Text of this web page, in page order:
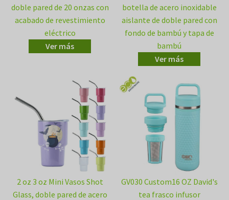
doble pared de 20 onzas con
acabado de revestimiento
eléctrico
Ver más
botella de acero inoxidable
aislante de doble pared con
fondo de bambú y tapa de
bambú
Ver más
2 oz 3 oz Mini Vasos Shot
Glass, doble pared de acero
GV030 Custom16 OZ David's
tea frasco infusor